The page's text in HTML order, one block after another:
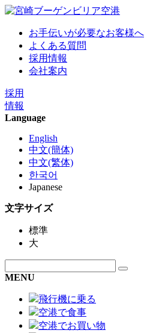
お手伝いが必要なお客様へ
よくある質問
採用情報
会社案内
採用
情報
Language
English
中文(簡体)
中文(繁体)
한국어
Japanese
文字サイズ
標準
大
MENU
飛行機に乗る
空港で食事
空港でお買い物